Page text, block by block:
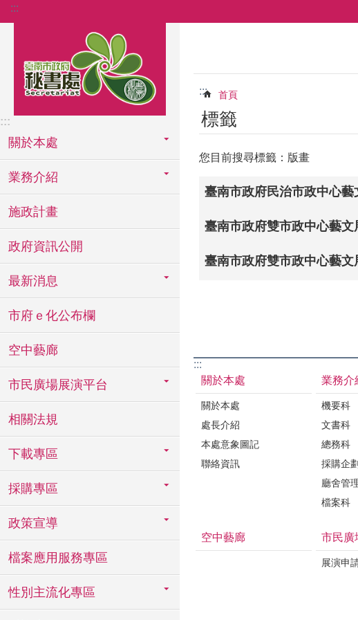
跳到主要內容區塊
:::
:::
關於本處
業務介紹
施政計畫
政府資訊公開
最新消息
市府ｅ化公布欄
空中藝廊
市民廣場展演平台
相關法規
下載專區
採購專區
政策宣導
檔案應用服務專區
性別主流化專區
::: 首頁
標籤
您目前搜尋標籤：版畫
臺南市政府民治市政中心
臺南市政府雙市政中心藝文
臺南市政府雙市政中心藝文
:::
關於本處
關於本處
處長介紹
本處意象圖記
聯絡資訊
業務介
機要科
文書科
總務科
採購企
廳舍管
檔案科
空中藝廊 市民廣
展演申